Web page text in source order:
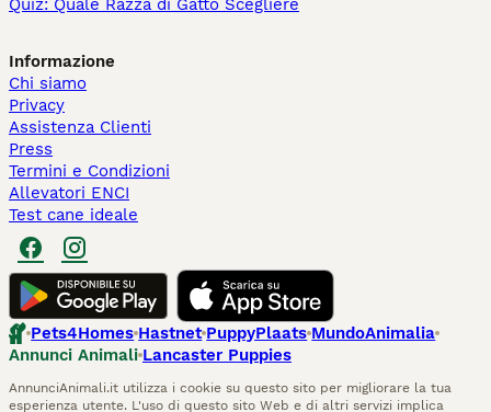
Quiz: Quale Razza di Gatto Scegliere
Informazione
Chi siamo
Privacy
Assistenza Clienti
Press
Termini e Condizioni
Allevatori ENCI
Test cane ideale
Pets4Homes Hastnet PuppyPlaats MundoAnimalia
Annunci Animali Lancaster Puppies
AnnunciAnimali.it utilizza i cookie su questo sito per migliorare la tua
esperienza utente. L'uso di questo sito Web e di altri servizi implica